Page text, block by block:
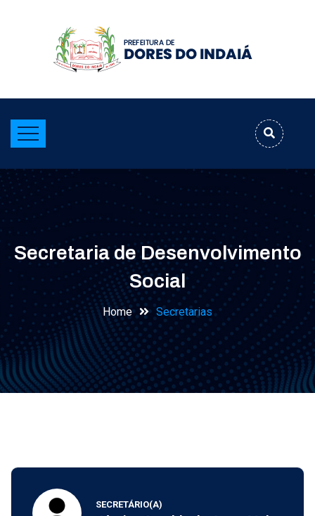
Secretaria de Desenvolvimento
Social
Home Secretarias
SECRETÁRIO(A)